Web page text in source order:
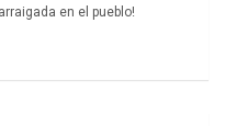
en el pueblo!